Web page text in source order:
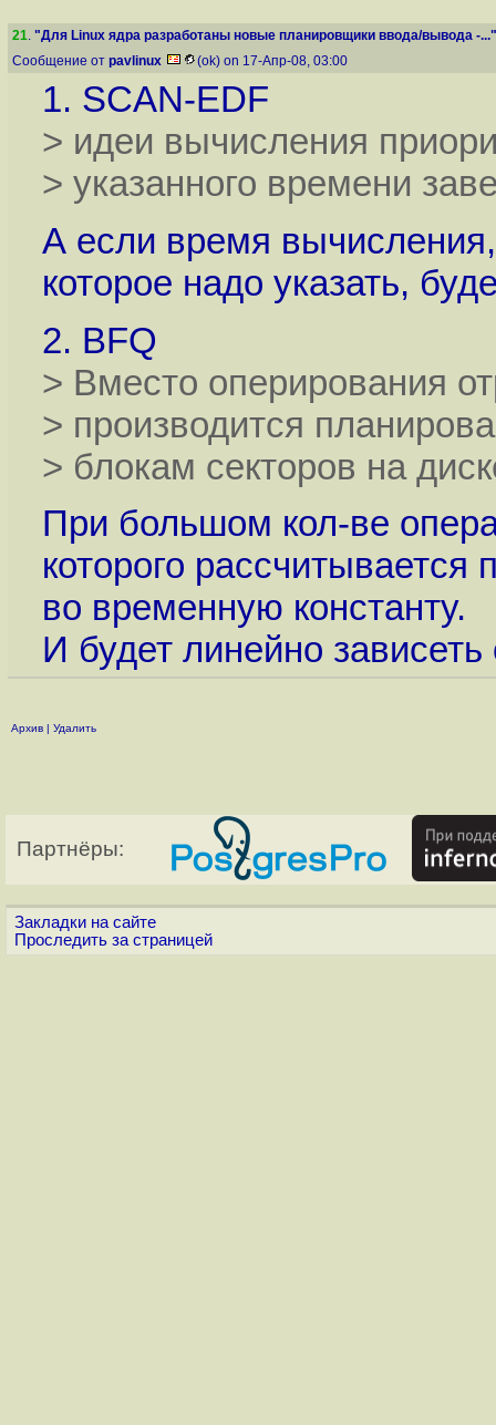
21. "Для Linux ядра разработаны новые планировщики ввода/вывода -..."
Сообщение от pavlinux (ok) on 17-Апр-08, 03:00
1. SCAN-EDF
> идеи вычисления
> указанного времени
А если время
которое надо указать,
2. BFQ
> Вместо оперирования
> производится
> блокам секторов на
При большом кол-ве
которого рассчитывается
во временную константу.
И будет линейно зависеть
Архив | Удалить
Партнёры:
Закладки на сайте
Проследить за страницей